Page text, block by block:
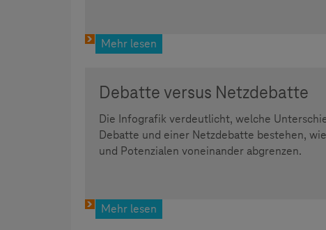
Mehr lesen
Debatte versus Netzdebatte
Die Infografik verdeutlicht, welche
Debatte und einer Netzdebatte bestehen,
und Potenzialen voneinander abgrenzen.
Mehr lesen